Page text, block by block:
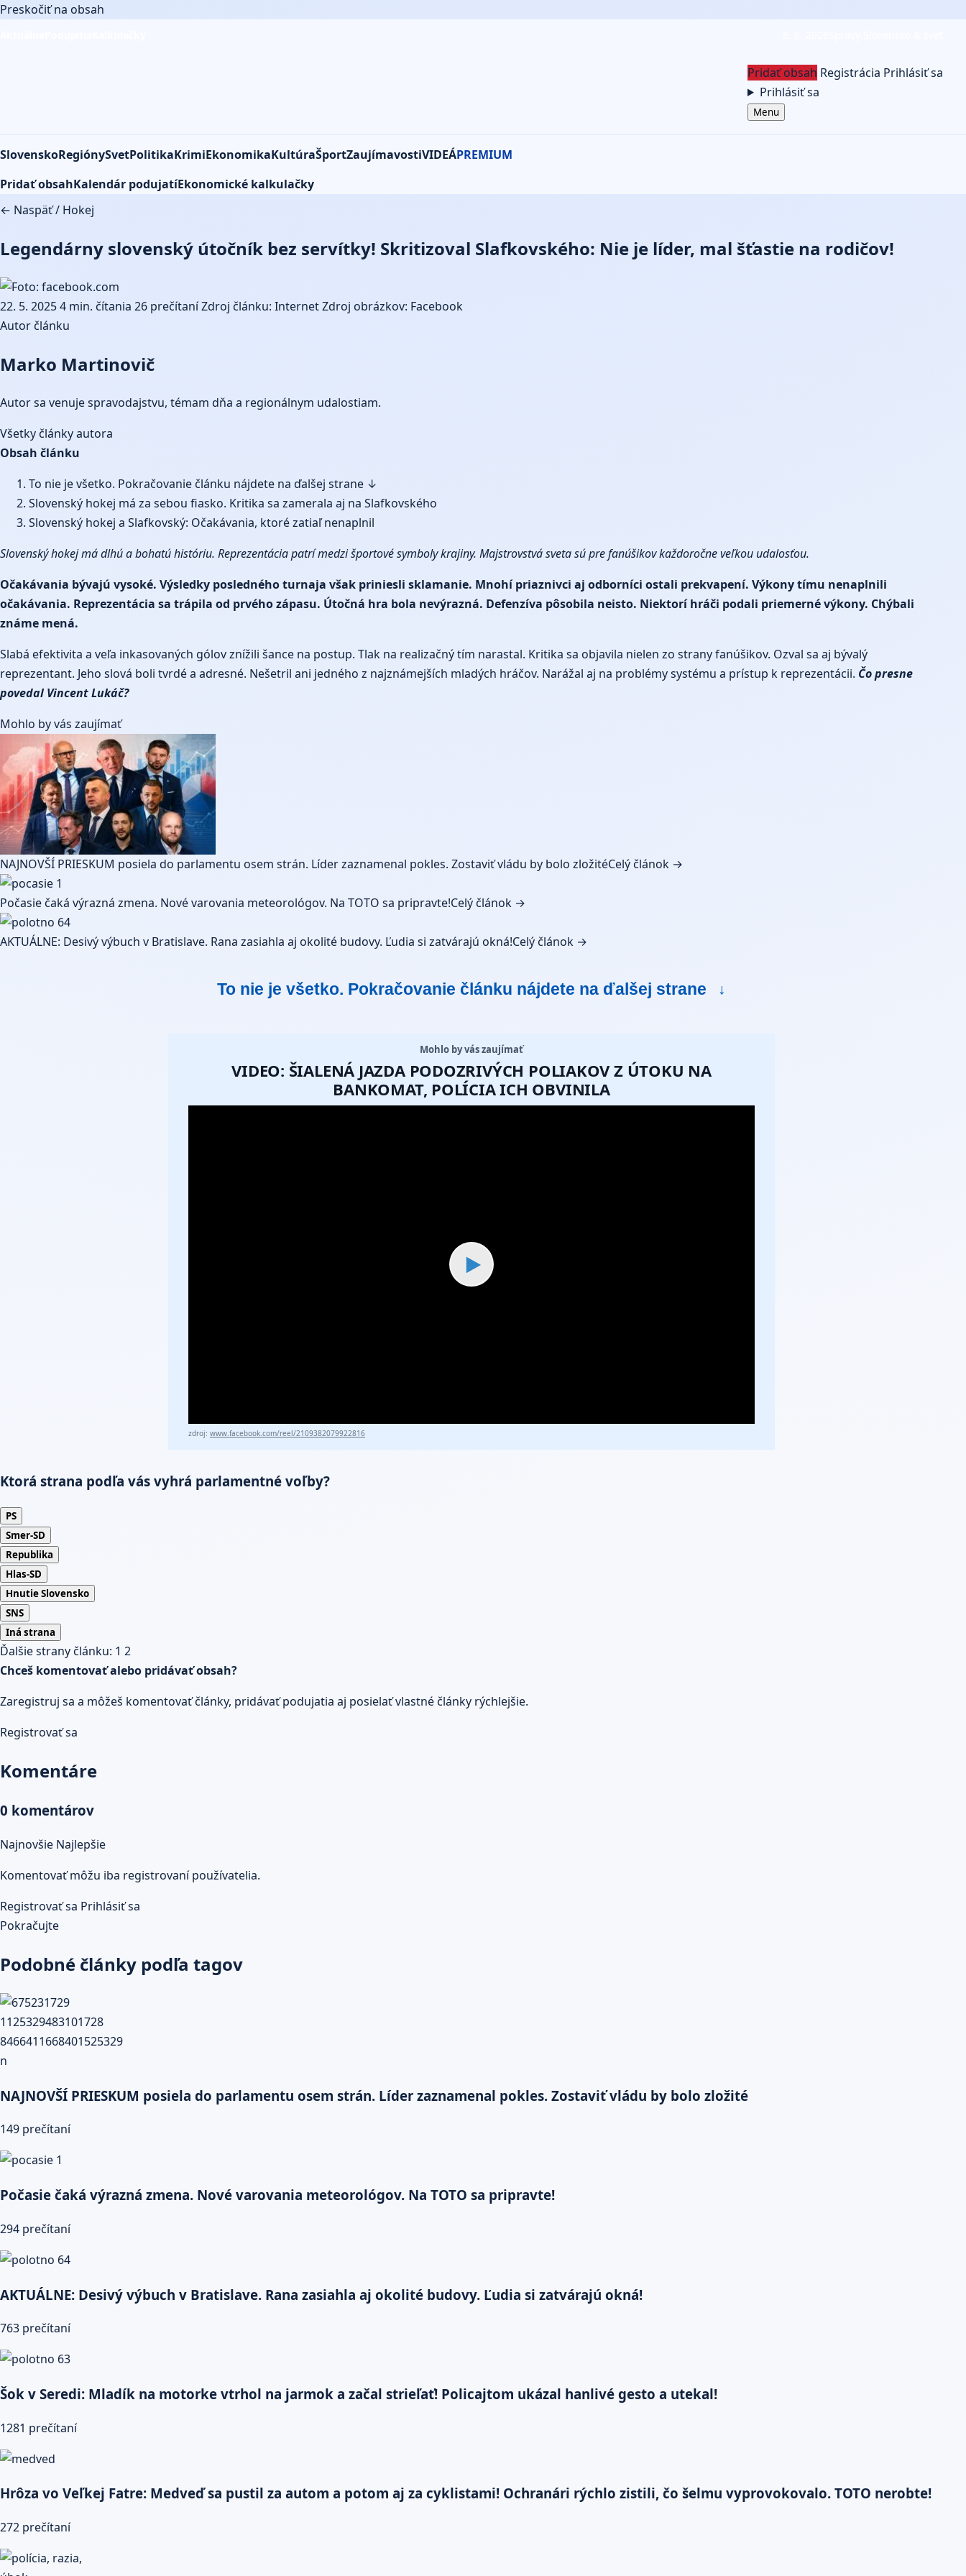
Preskočiť na obsah
Pridať obsah Registrácia Prihlásiť sa
Prihlásiť sa
Menu
SlovenskoRegiónySvetPolitikaKrimiEkonomikaKultúraŠportZaujímavostiVIDEÁPREMIUM
Pridať obsahKalendár podujatíEkonomické kalkulačky
← Naspäť/ Hokej
Legendárny slovenský útočník bez servítky! Skritizoval Slafkovského: Nie je líder, mal šťastie na rodičov!
22. 5. 20254 min. čítania 26 prečítaníZdroj článku: InternetZdroj obrázkov: Facebook
Autor článku
Marko Martinovič
Autor sa venuje spravodajstvu, témam dňa a regionálnym udalostiam.
Všetky články autora
Obsah článku
To nie je všetko. Pokračovanie článku nájdete na ďalšej strane ↓
Slovenský hokej má za sebou fiasko. Kritika sa zamerala aj na Slafkovského
Slovenský hokej a Slafkovský: Očakávania, ktoré zatiaľ nenaplnil
Slovenský hokej má dlhú a bohatú históriu. Reprezentácia patrí medzi športové symboly krajiny. Majstrovstvá sveta sú pre fanúšikov každoročne veľkou udalosťou.
Očakávania bývajú vysoké. Výsledky posledného turnaja však priniesli sklamanie. Mnohí priaznivci aj odborníci ostali prekvapení. Výkony tímu nenaplnili
očakávania. Reprezentácia sa trápila od prvého zápasu. Útočná hra bola nevýrazná. Defenzíva pôsobila neisto. Niektorí hráči podali priemerné výkony. Chýbali
známe mená.
Slabá efektivita a veľa inkasovaných gólov znížili šance na postup. Tlak na realizačný tím narastal. Kritika sa objavila nielen zo strany fanúšikov. Ozval sa aj bývalý
reprezentant. Jeho slová boli tvrdé a adresné. Nešetril ani jedného z najznámejších mladých hráčov. Narážal aj na problémy systému a prístup k reprezentácii. Čo presne
povedal Vincent Lukáč?
Mohlo by vás zaujímať
NAJNOVŠÍ PRIESKUM posiela do parlamentu osem strán. Líder zaznamenal pokles. Zostaviť vládu by bolo zložitéCelý článok →
Počasie čaká výrazná zmena. Nové varovania meteorológov. Na TOTO sa pripravte!Celý článok →
AKTUÁLNE: Desivý výbuch v Bratislave. Rana zasiahla aj okolité budovy. Ľudia si zatvárajú okná!Celý článok →
To nie je všetko. Pokračovanie článku nájdete na ďalšej strane ↓
Mohlo by vás zaujímať
VIDEO: ŠIALENÁ JAZDA PODOZRIVÝCH POLIAKOV Z ÚTOKU NA
BANKOMAT, POLÍCIA ICH OBVINILA
▶
zdroj: www.facebook.com/reel/2109382079922816
Ktorá strana podľa vás vyhrá parlamentné voľby?
PS
Smer-SD
Republika
Hlas-SD
Hnutie Slovensko
SNS
Iná strana
Ďalšie strany článku: 1 2
Chceš komentovať alebo pridávať obsah?
Zaregistruj sa a môžeš komentovať články, pridávať podujatia aj posielať vlastné články rýchlejšie.
Registrovať sa
Komentáre
0 komentárov
Najnovšie Najlepšie
Komentovať môžu iba registrovaní používatelia.
Registrovať sa Prihlásiť sa
Pokračujte
Podobné články podľa tagov
NAJNOVŠÍ PRIESKUM posiela do parlamentu osem strán. Líder zaznamenal pokles. Zostaviť vládu by bolo zložité
149 prečítaní
Počasie čaká výrazná zmena. Nové varovania meteorológov. Na TOTO sa pripravte!
294 prečítaní
AKTUÁLNE: Desivý výbuch v Bratislave. Rana zasiahla aj okolité budovy. Ľudia si zatvárajú okná!
763 prečítaní
Šok v Seredi: Mladík na motorke vtrhol na jarmok a začal strieľať! Policajtom ukázal hanlivé gesto a utekal!
1281 prečítaní
Hrôza vo Veľkej Fatre: Medveď sa pustil za autom a potom aj za cyklistami! Ochranári rýchlo zistili, čo šelmu vyprovokovalo. TOTO nerobte!
272 prečítaní